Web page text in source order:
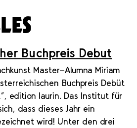
Buchpreis Debut
Master-Alumna Miriam
Buchpreis Debüt
edition laurin. Das Institut für
dass dieses Jahr ein
wird! Unter den drei